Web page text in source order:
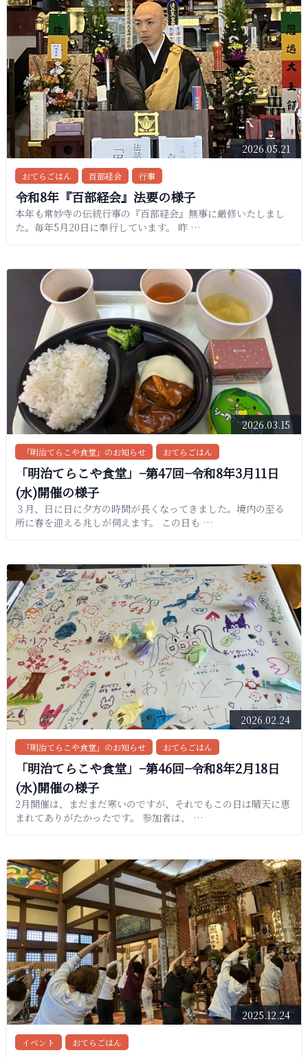
2026.05.21
おてらごはん 百部経会 行事
令和8年『百部経会』法要の様子
本年も常妙寺の伝統行事の『百部経会』無事に厳修いたしまし
た。毎年5月20日に奉行しています。 昨 …
2026.03.15
「明治てらこや食堂」のお知らせ おてらごはん
「明治てらこや食堂」−第47回−令和8年3月11日
(水)開催の様子
３月、日に日に夕方の時間が長くなってきました。境内の至る
所に春を迎える兆しが伺えます。 この日も …
2026.02.24
「明治てらこや食堂」のお知らせ おてらごはん
「明治てらこや食堂」−第46回−令和8年2月18日
(水)開催の様子
2月開催は、まだまだ寒いのですが、それでもこの日は晴天に恵
まれてありがたかったです。 参加者は、 …
2025.12.24
イベント おてらごはん